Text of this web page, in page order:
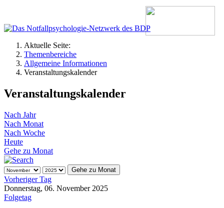
Aktuelle Seite:
Themenbereiche
Allgemeine Informationen
Veranstaltungskalender
Veranstaltungskalender
Nach Jahr
Nach Monat
Nach Woche
Heute
Gehe zu Monat
Gehe zu Monat
Vorheriger Tag
Donnerstag, 06. November 2025
Folgetag